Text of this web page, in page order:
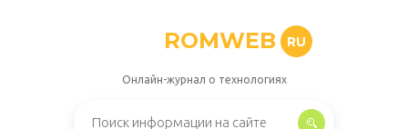
ROMWEB RU
Онлайн-журнал о технологиях